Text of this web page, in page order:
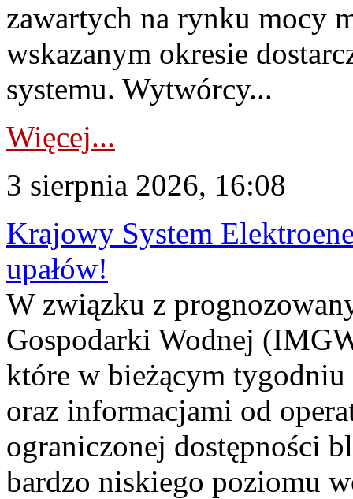
zawartych na rynku mocy
wskazanym okresie
systemu. Wytwórcy...
Więcej...
3 sierpnia 2026, 16:08
Krajowy System
upałów!
W związku z
Gospodarki Wodnej
które w bieżącym tygodniu
oraz informacjami od
ograniczonej dostępności
bardzo niskiego poziomu